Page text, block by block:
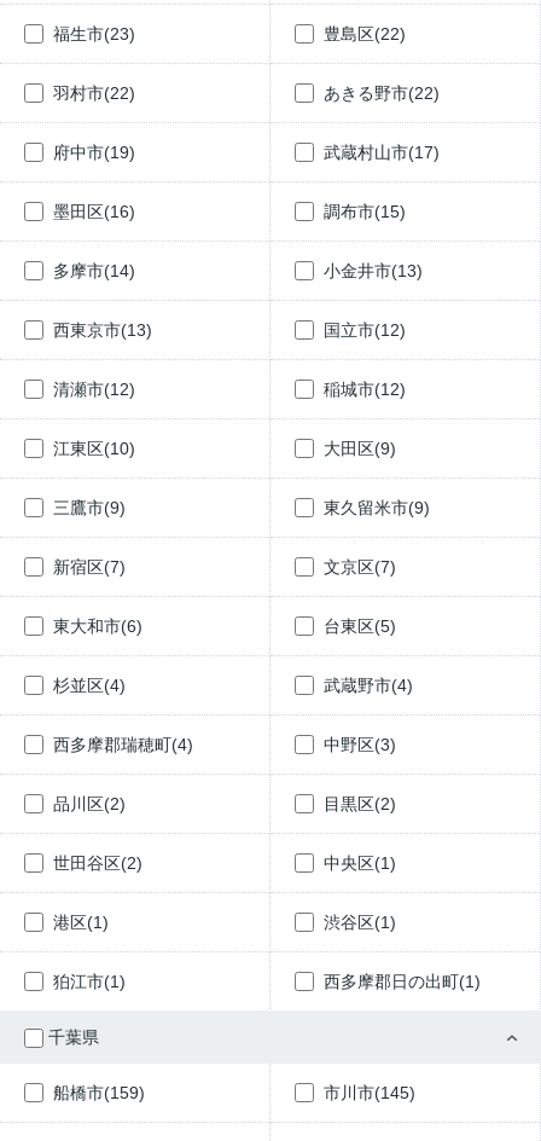
福生市(23) 豊島区(22)
羽村市(22) あきる野市(22)
府中市(19) 武蔵村山市(17)
墨田区(16) 調布市(15)
多摩市(14) 小金井市(13)
西東京市(13) 国立市(12)
清瀬市(12) 稲城市(12)
江東区(10) 大田区(9)
三鷹市(9) 東久留米市(9)
新宿区(7) 文京区(7)
東大和市(6) 台東区(5)
杉並区(4) 武蔵野市(4)
西多摩郡瑞穂町(4) 中野区(3)
品川区(2) 目黒区(2)
世田谷区(2) 中央区(1)
港区(1) 渋谷区(1)
狛江市(1) 西多摩郡日の出町(1)
千葉県
船橋市(159) 市川市(145)